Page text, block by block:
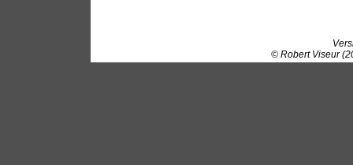
© Robert Viseur